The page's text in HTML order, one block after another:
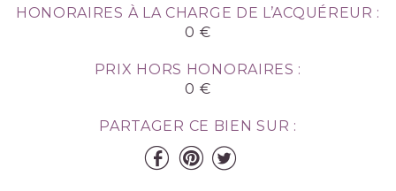
HONORAIRES À LA CHARGE DE L’ACQUÉREUR :
0 €
PRIX HORS HONORAIRES :
0 €
PARTAGER CE BIEN SUR :